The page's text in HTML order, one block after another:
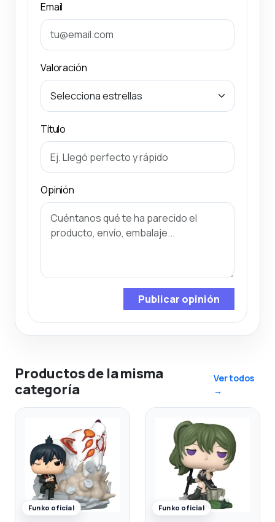
Email
Valoración
Título
Opinión
Publicar opinión
Productos de la misma
categoría
Ver todos
→
Funko oficial Funko oficial